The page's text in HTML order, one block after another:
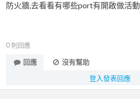
防火牆,去看看有哪些port有開啟做活動
0 則回應
回應
沒有幫助
登入發表回應